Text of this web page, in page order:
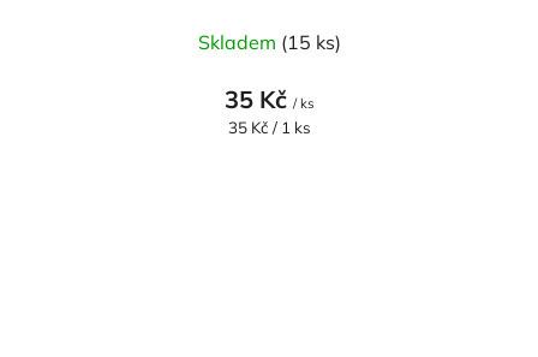
Skladem (15 ks)
35 Kč / ks
Měrná
35 Kč / 1 ks